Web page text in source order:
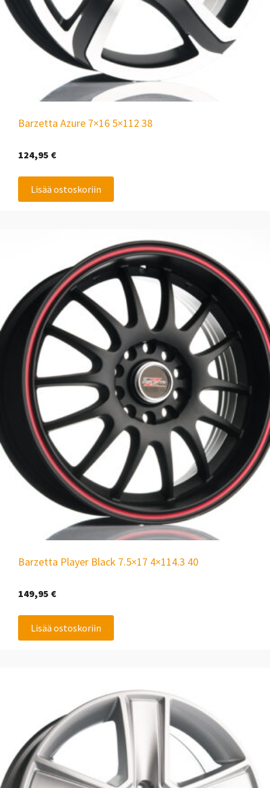
Barzetta Azure 7×16 5×112 38
124,95 €
Lisää ostoskoriin
Barzetta Player Black 7.5×17 4×114.3 40
149,95 €
Lisää ostoskoriin